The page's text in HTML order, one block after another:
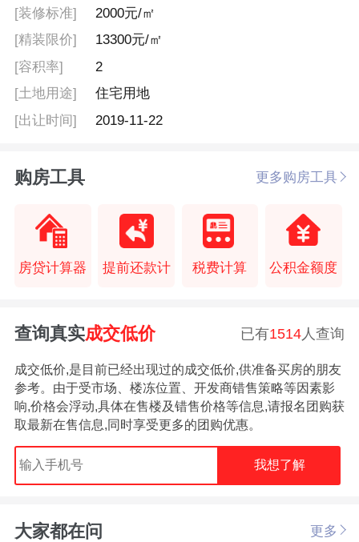
[装修标准]
2000元/㎡
[精装限价]
13300元/㎡
[容积率]
2
[土地用途]
住宅用地
[出让时间]
2019-11-22
购房工具 更多购房工具
房贷计算器 提前还款计 税费计算 公积金额度
查询真实成交低价 已有1514 人查询
成交低价,是目前已经出现过的成交低价,供准备买房的朋友
参考。由于受市场、楼冻位置、开发商错售策略等因素影
响,价格会浮动,具体在售楼及错售价格等信息,请报名团购获
取最新在售信息,同时享受更多的团购优惠。
我想了解
大家都在问 更多